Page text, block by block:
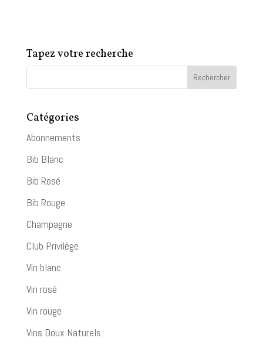
Tapez votre recherche
Catégories
Abonnements
Bib Blanc
Bib Rosé
Bib Rouge
Champagne
Club Privilège
Vin blanc
Vin rosé
Vin rouge
Vins Doux Naturels